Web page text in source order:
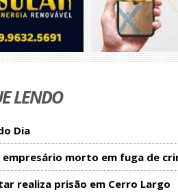
LENDO
Dia
morto em fuga de
realiza prisão em Cerro Largo